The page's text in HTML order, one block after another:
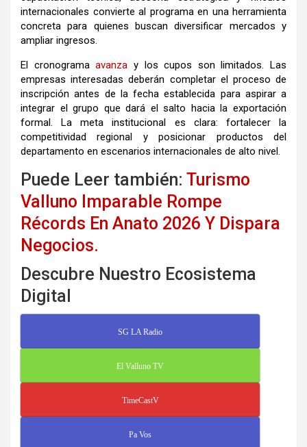
internacionales convierte al programa en una herramienta
concreta para quienes buscan diversificar mercados y
ampliar ingresos.
El cronogramaavanza y los cupos son limitados. Las
empresas interesadas deberán completar el proceso de
inscripción antes de la fecha establecida para aspirar a
integrar el grupo que dará el salto hacia la exportación
formal. La meta institucional es clara: fortalecer la
competitividad regional y posicionar productos del
departamento en escenarios internacionales de alto nivel.
Puede Leer también: Turismo
Valluno Imparable Rompe
Récords En Anato 2026 Y Dispara
Negocios.
Descubre Nuestro Ecosistema
Digital
SG LA Radio
El Valluno TV
TimeCastV
Pa Vos